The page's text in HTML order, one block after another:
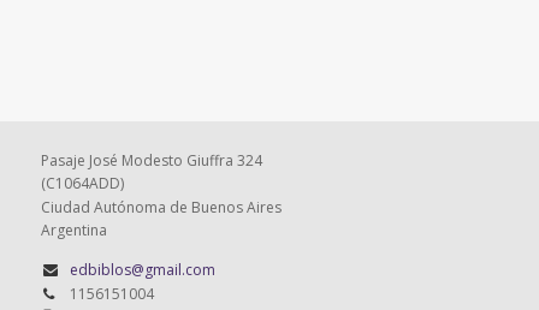
Pasaje José Modesto Giuffra 324
(C1064ADD)
Ciudad Autónoma de Buenos Aires
Argentina
edbiblos@gmail.com
1156151004